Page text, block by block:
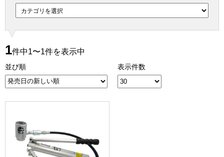
1件中1〜1件を表示中
並び順 表示件数